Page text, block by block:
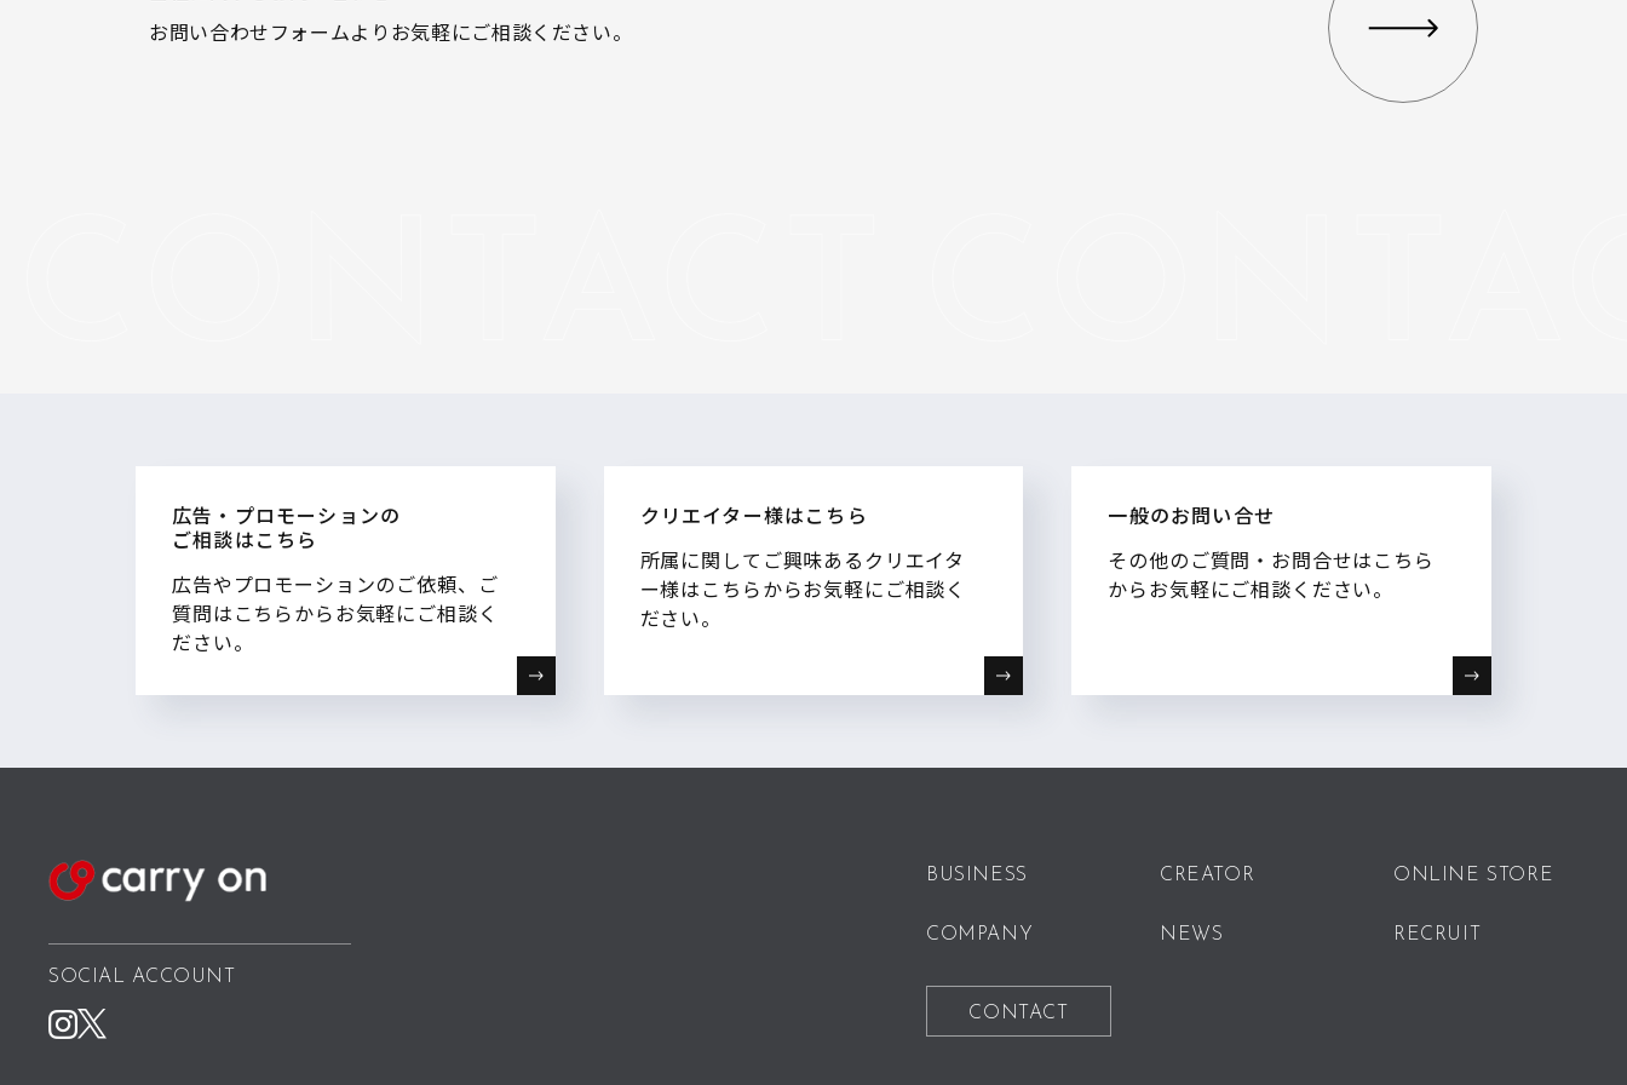
お問い合わせフォームよりお気軽にご相談ください。
広告・プロモーションの
ご相談はこちら
広告やプロモーションのご依頼、ご
質問はこちらからお気軽にご相談く
ださい。
クリエイター様はこちら
所属に関してご興味あるクリエイタ
ー様はこちらからお気軽にご相談く
ださい。
一般のお問い合せ
その他のご質問・お問合せはこちら
からお気軽にご相談ください。
SOCIAL ACCOUNT
BUSINESS CREATOR ONLINE STORE
COMPANY NEWS RECRUIT
CONTACT